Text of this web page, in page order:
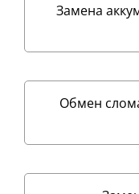
Замена
Обмен